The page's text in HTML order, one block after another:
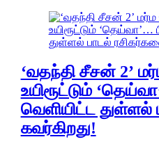
‘வதந்தி சீசன் 2’
உயிரூட்டும்
வெளியிட்ட துள்ளல்
கவர்கிறது!